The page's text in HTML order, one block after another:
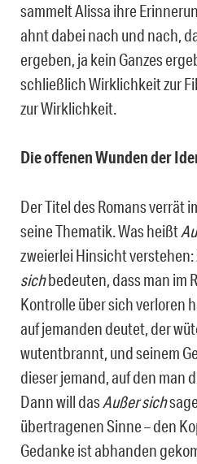
sammelt Alissa ihre
ahnt dabei nach und nach,
ergeben, ja kein Ganzes
schließlich Wirklichkeit zur
zur Wirklichkeit.
Die offenen Wunden der
Der Titel des Romans verrät
seine Thematik. Was heißt
zweierlei Hinsicht verstehen:
sichbedeuten, dass man im
Kontrolle über sich verloren
auf jemanden deutet, der
wutentbrannt, und seinem
dieser jemand, auf den man
Dann will dasAußer sich
übertragenen Sinne – den
Gedanke ist abhanden